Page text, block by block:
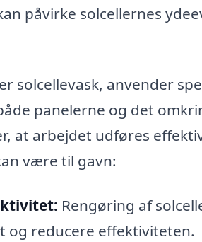
påvirke solcellernes
solcellevask, anvender
panelerne og det
at arbejdet udføres
være til gavn:
Rengøring af
og reducere effektiviteten.